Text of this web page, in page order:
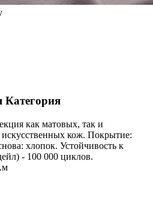
Категория
как матовых, так и
искусственных кож. Покрытие:
хлопок. Устойчивость к
- 100 000 циклов.